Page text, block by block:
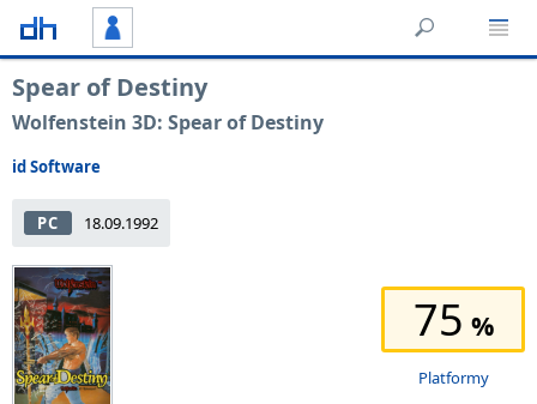
Spear of Destiny
Wolfenstein 3D: Spear of Destiny
id Software
PC 18.09.1992
75
Platformy